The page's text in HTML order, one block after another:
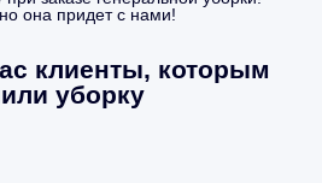
она придет с нами!
клиенты, которым
уборку